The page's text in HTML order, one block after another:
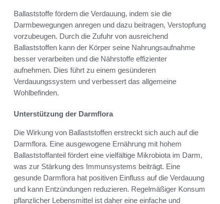
Ballaststoffe fördern die Verdauung, indem sie die
Darmbewegungen anregen und dazu beitragen, Verstopfung
vorzubeugen. Durch die Zufuhr von ausreichend
Ballaststoffen kann der Körper seine Nahrungsaufnahme
besser verarbeiten und die Nährstoffe effizienter
aufnehmen. Dies führt zu einem gesünderen
Verdauungssystem und verbessert das allgemeine
Wohlbefinden.
Unterstützung der Darmflora
Die Wirkung von Ballaststoffen erstreckt sich auch auf die
Darmflora. Eine ausgewogene Ernährung mit hohem
Ballaststoffanteil fördert eine vielfältige Mikrobiota im Darm,
was zur Stärkung des Immunsystems beiträgt. Eine
gesunde Darmflora hat positiven Einfluss auf die Verdauung
und kann Entzündungen reduzieren. Regelmäßiger Konsum
pflanzlicher Lebensmittel ist daher eine einfache und